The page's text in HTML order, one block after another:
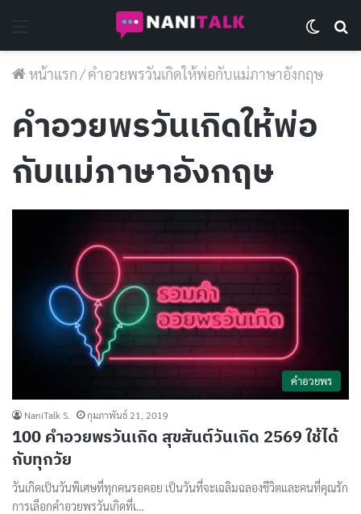
หน้าแรก/คําอวยพรวันเกิดให้พ่อกับแม่ภาษาอังกฤษ
คําอวยพรวันเกิดให้พ่อ
กับแม่ภาษาอังกฤษ
คำอวยพร
NaniTalk S. กุมภาพันธ์ 21, 2019
100 คำอวยพรวันเกิด สุขสันต์วันเกิด 2569 ใช้ได้
กับทุกวัย
วันเกิดเป็นวันพิเศษที่ทุกคนรอคอย เป็นวันที่จะเฉลิมฉลองชีวิตและคนที่คุณรัก
การเลือกคำอวยพรวันเกิดที่เ…